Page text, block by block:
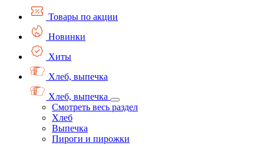
Товары по акции
Новинки
Хиты
Хлеб, выпечка
Хлеб, выпечка
Смотреть весь раздел
Хлеб
Выпечка
Пироги и пирожки